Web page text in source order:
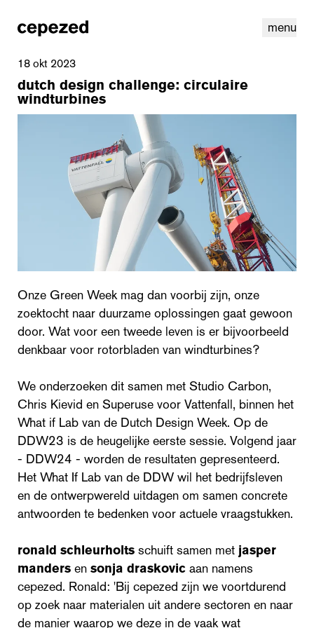
menu
cookiesnl |
18 okt 2023
dutch design challenge: circulaire
windturbines
Onze Green Week mag dan voorbij zijn, onze
zoektocht naar duurzame oplossingen gaat gewoon
door. Wat voor een tweede leven is er bijvoorbeeld
denkbaar voor rotorbladen van windturbines?
We onderzoeken dit samen met Studio Carbon,
Chris Kievid en Superuse voor Vattenfall, binnen het
What if Lab van de Dutch Design Week. Op de
DDW23 is de heugelijke eerste sessie. Volgend jaar
- DDW24 - worden de resultaten gepresenteerd.
Het What If Lab van de DDW wil het bedrijfsleven
en de ontwerpwereld uitdagen om samen concrete
antwoorden te bedenken voor actuele vraagstukken.
ronald schleurholts schuift samen met jasper
manders en sonja draskovic aan namens
cepezed. Ronald: 'Bij cepezed zijn we voortdurend
op zoek naar materialen uit andere sectoren en naar
de manier waarop we deze in de vaak wat